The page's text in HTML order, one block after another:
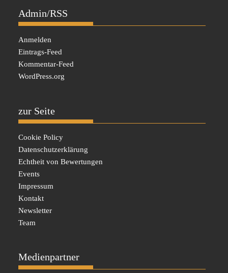
Admin/RSS
Anmelden
Eintrags-Feed
Kommentar-Feed
WordPress.org
zur Seite
Cookie Policy
Datenschutzerklärung
Echtheit von Bewertungen
Events
Impressum
Kontakt
Newsletter
Team
Medienpartner